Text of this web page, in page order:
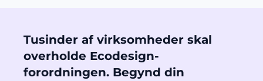
Tusinder af virksomheder skal
overholde Ecodesign-
forordningen. Begynd din